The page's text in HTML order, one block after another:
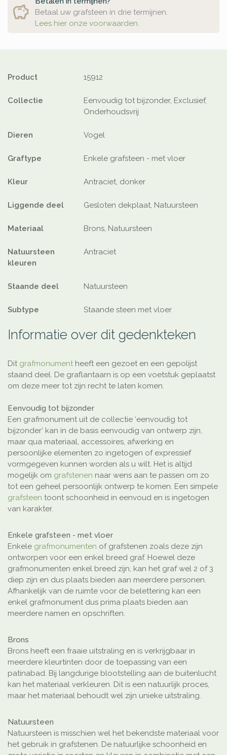
Betaal uw grafsteen in drie termijnen.
Lees hier onze voorwaarden.
Product 15912
Collectie
Eenvoudig tot bijzonder, Exclusief,
Onderhoudsvrij
Dieren Vogel
Graftype Enkele grafsteen - met vloer
Kleur Antraciet, donker
Liggende deel Gesloten dekplaat, Natuursteen
Materiaal Brons, Natuursteen
Natuursteen
kleuren
Antraciet
Staande deel Natuursteen
Subtype Staande steen met vloer
Informatie over dit gedenkteken
Dit grafmonument heeft een gezoet en een gepolijst
staand deel. De graflantaarn is op een voetstuk geplaatst
om deze meer tot zijn recht te laten komen.
Eenvoudig tot bijzonder
Een grafmonument uit de collectie ‘eenvoudig tot
bijzonder’ kan in de basis eenvoudig van ontwerp zijn,
maar qua materiaal, accessoires, afwerking en
persoonlijke elementen zo ingetogen of expressief
vormgegeven kunnen worden als u wilt. Het is altijd
mogelijk om grafstenen naar wens aan te passen om zo
tot een geheel persoonlijk ontwerp te komen. Een simpele
grafsteen toont schoonheid in eenvoud en is ingetogen
van karakter.
Enkele grafsteen - met vloer
Enkele grafmonumenten of grafstenen zoals deze zijn
ontworpen voor een enkel breed graf. Hoewel deze
grafmonumenten enkel breed zijn, kan het graf wel 2 of 3
diep zijn en dus plaats bieden aan meerdere personen.
Afhankelijk van de ruimte voor de belettering kan een
enkel grafmonument dus prima plaats bieden aan
meerdere namen en opschriften.
Brons
Brons heeft een fraaie uitstraling en is verkrijgbaar in
meerdere kleurtinten door de toepassing van een
patinabad. Bij langdurige blootstelling aan de buitenlucht
kan het materiaal verkleuren. Dit is een natuurlijk proces,
maar het materiaal behoudt wel zijn unieke uitstraling.
Natuursteen
Natuursteen is misschien wel het bekendste materiaal voor
het gebruik in grafstenen. De natuurlijke schoonheid en